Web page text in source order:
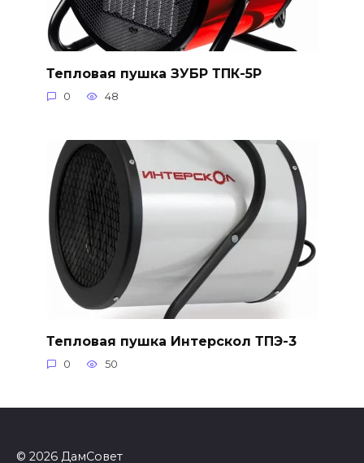
Тепловая пушка ЗУБР ТПК-5Р
0 48
Тепловая пушка Интерскол ТПЭ-3
0 50
© 2026 ДамСовет